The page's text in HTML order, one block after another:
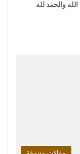
والحمد لله